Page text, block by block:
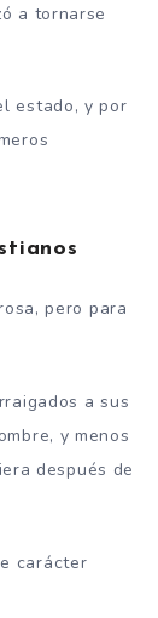
a tornarse
estado, y por
pero para
a sus
y menos
después de
carácter